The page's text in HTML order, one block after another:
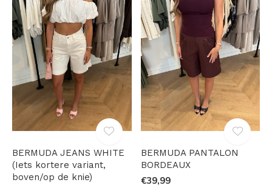
BERMUDA JEANS WHITE
(Iets kortere variant,
boven/op de knie)
BERMUDA PANTALON
BORDEAUX
€39,99